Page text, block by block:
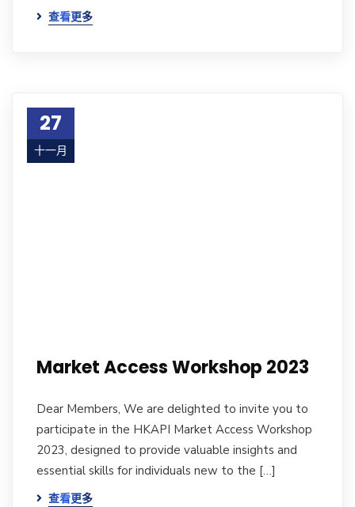
查看更多
27
十一月
Market Access Workshop 2023
Dear Members, We are delighted to invite you to
participate in the HKAPI Market Access Workshop
2023, designed to provide valuable insights and
essential skills for individuals new to the […]
查看更多